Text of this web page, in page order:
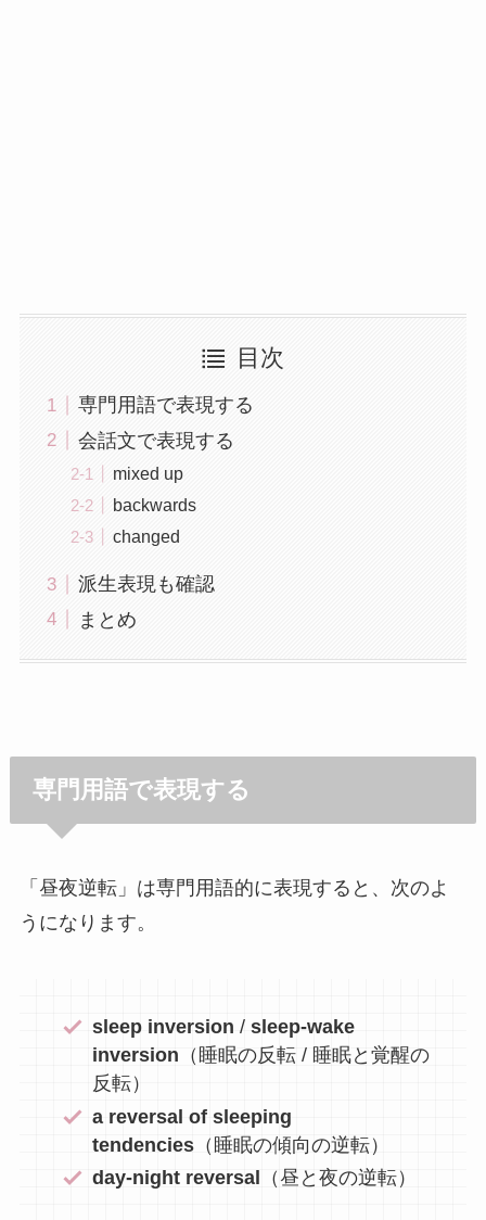
目次
専門用語で表現する
会話文で表現する
mixed up
backwards
changed
派生表現も確認
まとめ
専門用語で表現する
「昼夜逆転」は専門用語的に表現すると、次のよ
うになります。
sleep inversion /sleep-wake
inversion （睡眠の反転 / 睡眠と覚醒の
反転）
a reversal of sleeping
tendencies （睡眠の傾向の逆転）
day-night reversal
（昼と夜の逆転）